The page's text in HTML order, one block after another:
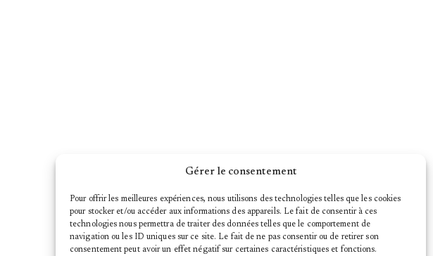
Gérer le consentement
Pour offrir les meilleures expériences, nous utilisons des technologies telles que les cookies
pour stocker et/ou accéder aux informations des appareils. Le fait de consentir à ces
technologies nous permettra de traiter des données telles que le comportement de
navigation ou les ID uniques sur ce site. Le fait de ne pas consentir ou de retirer son
consentement peut avoir un effet négatif sur certaines caractéristiques et fonctions.